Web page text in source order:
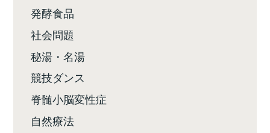
発酵食品
社会問題
秘湯・名湯
競技ダンス
脊髄小脳変性症
自然療法